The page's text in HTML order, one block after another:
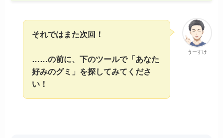
うーすけ
それではまた次回！
……の前に、下のツールで「あなた
好みのグミ」を探してみてくださ
い！